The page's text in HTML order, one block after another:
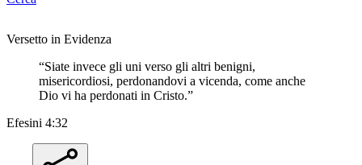
Versetto in Evidenza
“Siate invece gli uni verso gli altri benigni,
misericordiosi, perdonandovi a vicenda, come anche
Dio vi ha perdonati in Cristo.”
Efesini 4:32